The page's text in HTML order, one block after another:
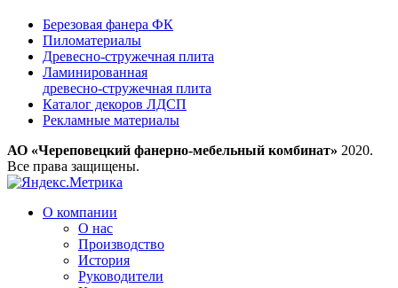
Березовая фанера ФК
Пиломатериалы
Древесно-стружечная плита
Ламинированная
древесно-стружечная плита
Каталог декоров ЛДСП
Рекламные материалы
АО «Череповецкий фанерно-мебельный комбинат» 2020.
Все права защищены.
О компании
О нас
Производство
История
Руководители